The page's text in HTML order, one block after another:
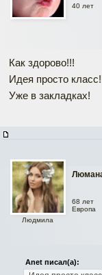
40 лет
Как здорово!!!
Идея просто
Уже в закладках!
Людмила
68 лет
Европа
Anet писал(а):